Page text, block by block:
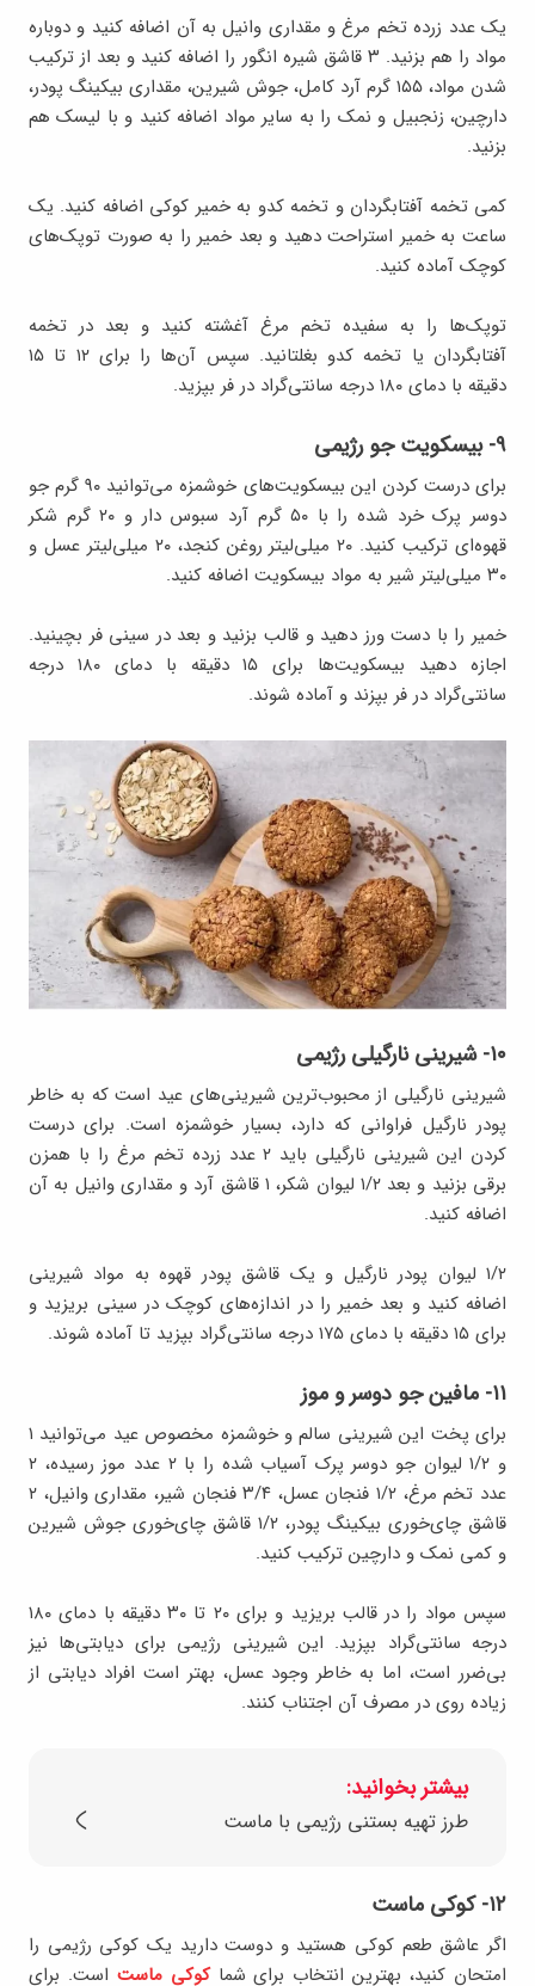
یک عدد زرده تخم مرغ و مقداری وانیل به آن اضافه کنید و دوباره
مواد را هم بزنید. ۳ قاشق شیره انگور را اضافه کنید و بعد از ترکیب
شدن مواد، ۱۵۵ گرم آرد کامل، جوش شیرین، مقداری بیکینگ پودر،
دارچین، زنجبیل و نمک را به سایر مواد اضافه کنید و با لیسک هم
بزنید.
کمی تخمه آفتابگردان و تخمه کدو به خمیر کوکی اضافه کنید. یک
ساعت به خمیر استراحت دهید و بعد خمیر را به صورت توپک‌های
کوچک آماده کنید.
توپک‌ها را به سفیده تخم مرغ آغشته کنید و بعد در تخمه
آفتابگردان یا تخمه کدو بغلتانید. سپس آن‌ها را برای ۱۲ تا ۱۵
دقیقه با دمای ۱۸۰ درجه سانتی‌گراد در فر بپزید.
۹- بیسکویت جو رژیمی
برای درست کردن این بیسکویت‌های خوشمزه می‌توانید ۹۰ گرم جو
دوسر پرک خرد شده را با ۵۰ گرم آرد سبوس دار و ۲۰ گرم شکر
قهوه‌ای ترکیب کنید. ۲۰ میلی‌لیتر روغن کنجد، ۲۰ میلی‌لیتر عسل و
۳۰ میلی‌لیتر شیر به مواد بیسکویت اضافه کنید.
خمیر را با دست ورز دهید و قالب بزنید و بعد در سینی فر بچینید.
اجازه دهید بیسکویت‌ها برای ۱۵ دقیقه با دمای ۱۸۰ درجه
سانتی‌گراد در فر بپزند و آماده شوند.
۱۰- شیرینی نارگیلی رژیمی
شیرینی نارگیلی از محبوب‌ترین شیرینی‌های عید است که به خاطر
پودر نارگیل فراوانی که دارد، بسیار خوشمزه است. برای درست
کردن این شیرینی نارگیلی باید ۲ عدد زرده تخم مرغ را با همزن
برقی بزنید و بعد ۱/۲ لیوان شکر، ۱ قاشق آرد و مقداری وانیل به آن
اضافه کنید.
۱/۲ لیوان پودر نارگیل و یک قاشق پودر قهوه به مواد شیرینی
اضافه کنید و بعد خمیر را در اندازه‌های کوچک در سینی بریزید و
برای ۱۵ دقیقه با دمای ۱۷۵ درجه سانتی‌گراد بپزید تا آماده شوند.
۱۱- مافین جو دوسر و موز
برای پخت این شیرینی سالم و خوشمزه مخصوص عید می‌توانید ۱
و ۱/۲ لیوان جو دوسر پرک آسیاب شده را با ۲ عدد موز رسیده، ۲
عدد تخم مرغ، ۱/۲ فنجان عسل، ۳/۴ فنجان شیر، مقداری وانیل، ۲
قاشق چای‌خوری بیکینگ پودر، ۱/۲ قاشق چای‌خوری جوش شیرین
و کمی نمک و دارچین ترکیب کنید.
سپس مواد را در قالب بریزید و برای ۲۰ تا ۳۰ دقیقه با دمای ۱۸۰
درجه سانتی‌گراد بپزید. این شیرینی رژیمی برای دیابتی‌ها نیز
بی‌ضرر است، اما به خاطر وجود عسل، بهتر است افراد دیابتی از
زیاده روی در مصرف آن اجتناب کنند.
بیشتر بخوانید:
طرز تهیه بستنی رژیمی با ماست
۱۲- کوکی ماست
اگر عاشق طعم کوکی هستید و دوست دارید یک کوکی رژیمی را
امتحان کنید، بهترین انتخاب برای شماکوکی ماست است. برای